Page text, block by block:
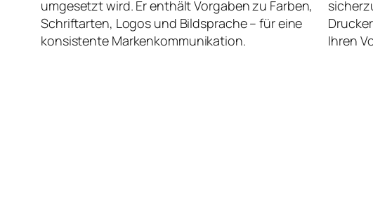
umgesetzt wird. Er enthält Vorgaben zu Farben,
Schriftarten, Logos und Bildsprache – für eine
konsistente Markenkommunikation.
Ihren